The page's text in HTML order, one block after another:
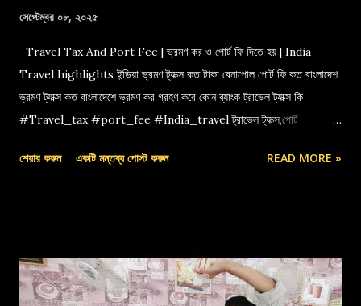
সেপ্টেম্বর ০৮, ২০২৫
Travel Tax And Port Fee | ভ্রমণ কর ও পোর্ট ফি দিতে হয় | India
Travel highlights ইন্ডিয়া ভ্রমণ ট্যাক্স কত টাকা বেনাপোল পোর্ট ফি কত বাংলাদেশ
ভ্রমণ ট্যাক্স কত বাংলাদেশে ভ্রমণ কর গ্রহণ করে কোন ব্যাংক ট্রাভেল ট্যাক্স কি
#Travel_tax #port_fee #India_travel ট্রাভেল ট্যাক্স,পোর্ট
শেয়ার করুন একটি মন্তব্য পোস্ট করুন READ MORE »